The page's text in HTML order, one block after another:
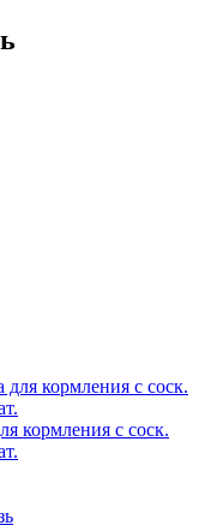
кормления с соск.